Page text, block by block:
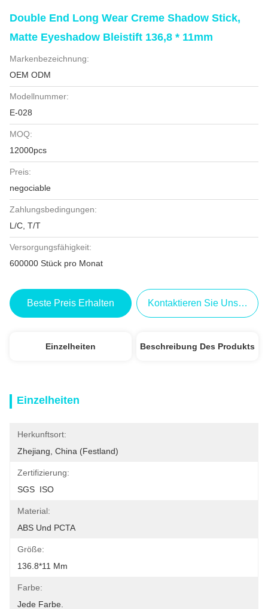
Double End Long Wear Creme Shadow Stick,
Matte Eyeshadow Bleistift 136,8 * 11mm
Markenbezeichnung:
OEM ODM
Modellnummer:
E-028
MOQ:
12000pcs
Preis:
negociable
Zahlungsbedingungen:
L/C, T/T
Versorgungsfähigkeit:
600000 Stück pro Monat
Beste Preis Erhalten Kontaktieren Sie Uns Jetzt
Einzelheiten Beschreibung Des Produkts
Einzelheiten
Herkunftsort:
Zhejiang, China (Festland)
Zertifizierung:
SGS  ISO
Material:
ABS Und PCTA
Größe:
136.8*11 Mm
Farbe:
Jede Farbe.